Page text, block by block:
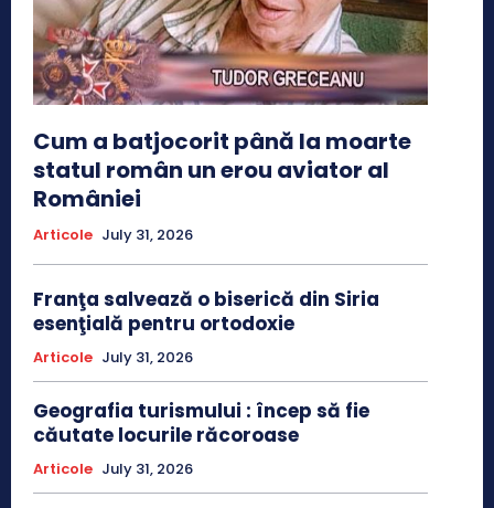
Cum a batjocorit până la moarte
statul român un erou aviator al
României
Articole July 31, 2026
Franţa salvează o biserică din Siria
esenţială pentru ortodoxie
Articole July 31, 2026
Geografia turismului : încep să fie
căutate locurile răcoroase
Articole July 31, 2026